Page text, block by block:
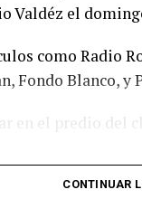
Valdéz el
como Radio
Fondo Blanco, y
en el predio del
de comida, de
CONTINUAR